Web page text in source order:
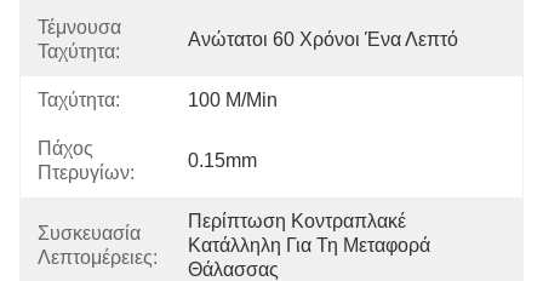
Τέμνουσα
Ταχύτητα:
Ανώτατοι 60 Χρόνοι Ένα Λεπτό
Ταχύτητα: 100 M/min
Πάχος
Πτερυγίων:
0.15mm
Συσκευασία
Λεπτομέρειες:
Περίπτωση Κοντραπλακέ
Κατάλληλη Για Τη Μεταφορά
Θάλασσας